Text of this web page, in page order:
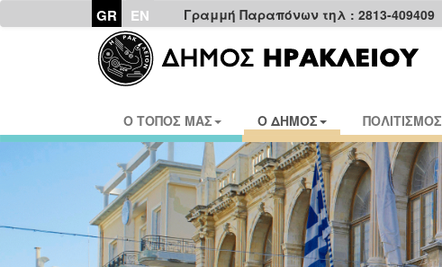
GR EN Γραμμή Παραπόνων τηλ : 2813-409409
Ο ΤΟΠΟΣ ΜΑΣ Ο ΔΗΜΟΣ ΠΟΛΙΤΙΣΜΟΣ